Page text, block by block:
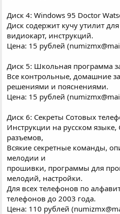
Диск 4: Windows 95 Doctor
Диск содержит кучу утилит
видиокарт, инструкций.
Цена: 15 рублей
Диск 5: Школьная программа
Все контрольные, домашние
решениями и пояснениями.
Цена: 15 рублей
Диск 6: Секреты Сотовых
Инструкции на русском
разъемов,
Всякие секретные команды,
мелодии и
прошивки, программы для
мелодий, настройки.
Для всех телефонов по
телефонов до 2003 года.
Цена: 110 рублей